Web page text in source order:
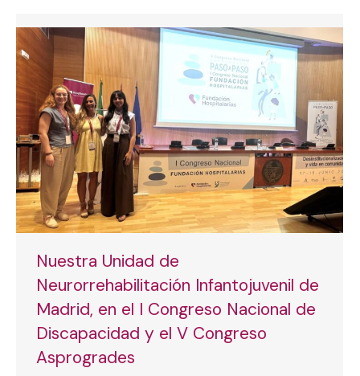
Nuestra Unidad de
Neurorrehabilitación Infantojuvenil de
Madrid, en el I Congreso Nacional de
Discapacidad y el V Congreso
Asprogrades